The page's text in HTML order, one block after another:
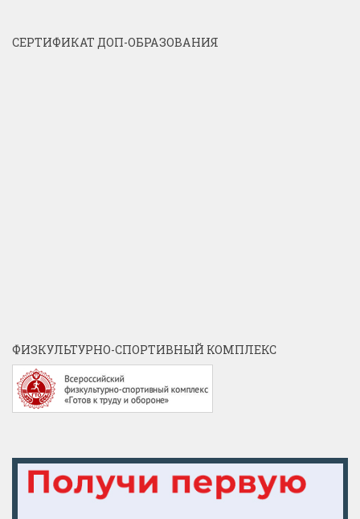
СЕРТИФИКАТ ДОП-ОБРАЗОВАНИЯ
ФИЗКУЛЬТУРНО-СПОРТИВНЫЙ КОМПЛЕКС